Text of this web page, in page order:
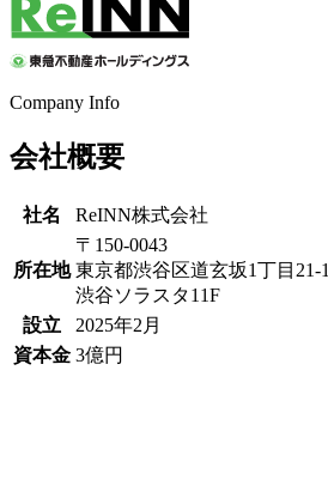
Company Info
会社概要
社名 ReINN株式会社
所在地
〒150-0043
東京都渋谷区道玄坂1丁目21-1
渋谷ソラスタ11F
設立
2025年2月
資本金 3億円